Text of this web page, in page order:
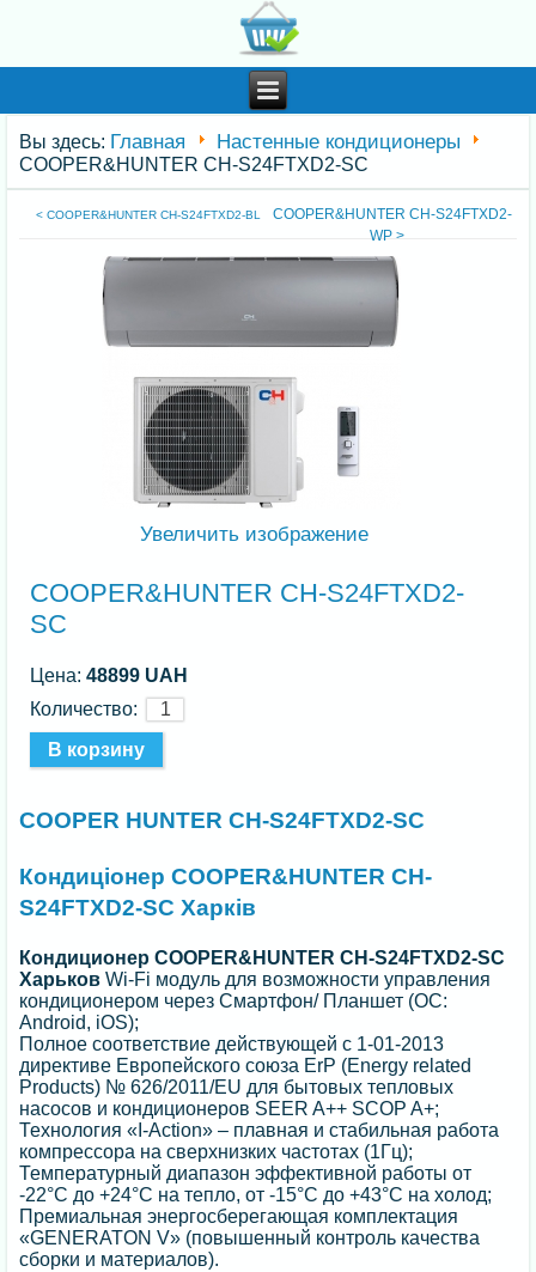
Вы здесь: Главная Настенные кондиционеры
COOPER&HUNTER CH-S24FTXD2-SC
< COOPER&HUNTER CH-S24FTXD2-BL
COOPER&HUNTER CH-S24FTXD2-
WP >
Увеличить изображение
COOPER&HUNTER CH-S24FTXD2-
SC
Цена:48899 UAH
Количество:
COOPER HUNTER CH-S24FTXD2-SC
Кондиціонер COOPER&HUNTER CH-
S24FTXD2-SC Харків
Кондиционер COOPER&HUNTER CH-S24FTXD2-SC
Харьков Wi-Fi модуль для возможности управления
кондиционером через Смартфон/ Планшет (ОС:
Android, iOS);
Полное соответствие действующей c 1-01-2013
директиве Европейского союза ErP (Energy related
Products) № 626/2011/EU для бытовых тепловых
насосов и кондиционеров SEER A++ SCOP A+;
Технология «I-Action» – плавная и стабильная работа
компрессора на сверхнизких частотах (1Гц);
Температурный диапазон эффективной работы от
-22°C до +24°C на тепло, от -15°C до +43°C на холод;
Премиальная энергосберегающая комплектация
«GENERATON V» (повышенный контроль качества
сборки и материалов).